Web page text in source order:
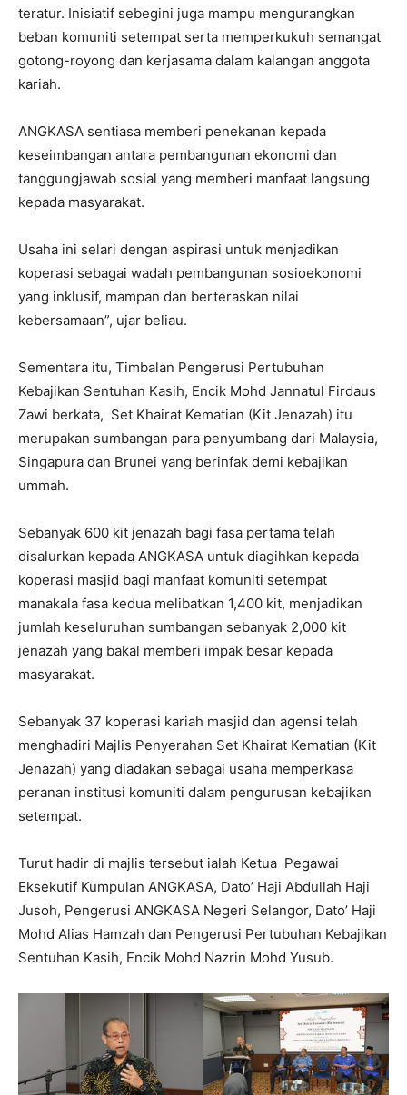
teratur. Inisiatif sebegini juga mampu mengurangkan
beban komuniti setempat serta memperkukuh semangat
gotong-royong dan kerjasama dalam kalangan anggota
kariah.
ANGKASA sentiasa memberi penekanan kepada
keseimbangan antara pembangunan ekonomi dan
tanggungjawab sosial yang memberi manfaat langsung
kepada masyarakat.
Usaha ini selari dengan aspirasi untuk menjadikan
koperasi sebagai wadah pembangunan sosioekonomi
yang inklusif, mampan dan berteraskan nilai
kebersamaan”, ujar beliau.
Sementara itu, Timbalan Pengerusi Pertubuhan
Kebajikan Sentuhan Kasih, Encik Mohd Jannatul Firdaus
Zawi berkata, Set Khairat Kematian (Kit Jenazah) itu
merupakan sumbangan para penyumbang dari Malaysia,
Singapura dan Brunei yang berinfak demi kebajikan
ummah.
Sebanyak 600 kit jenazah bagi fasa pertama telah
disalurkan kepada ANGKASA untuk diagihkan kepada
koperasi masjid bagi manfaat komuniti setempat
manakala fasa kedua melibatkan 1,400 kit, menjadikan
jumlah keseluruhan sumbangan sebanyak 2,000 kit
jenazah yang bakal memberi impak besar kepada
masyarakat.
Sebanyak 37 koperasi kariah masjid dan agensi telah
menghadiri Majlis Penyerahan Set Khairat Kematian (Kit
Jenazah) yang diadakan sebagai usaha memperkasa
peranan institusi komuniti dalam pengurusan kebajikan
setempat.
Turut hadir di majlis tersebut ialah Ketua Pegawai
Eksekutif Kumpulan ANGKASA, Dato’ Haji Abdullah Haji
Jusoh, Pengerusi ANGKASA Negeri Selangor, Dato’ Haji
Mohd Alias Hamzah dan Pengerusi Pertubuhan Kebajikan
Sentuhan Kasih, Encik Mohd Nazrin Mohd Yusub.